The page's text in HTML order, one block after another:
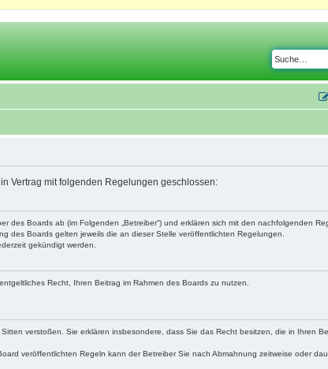
Vertrag mit folgenden Regelungen geschlossen:
des Boards ab (im Folgenden „Betreiber“) und erklären sich mit den nachfolgenden
des Boards gelten jeweils die an dieser Stelle veröffentlichten Regelungen.
gekündigt werden.
Recht, Ihren Beitrag im Rahmen des Boards zu nutzen.
verstoßen. Sie erklären insbesondere, dass Sie das Recht besitzen, die in Ihren
veröffentlichten Regeln kann der Betreiber Sie nach Abmahnung zeitweise oder